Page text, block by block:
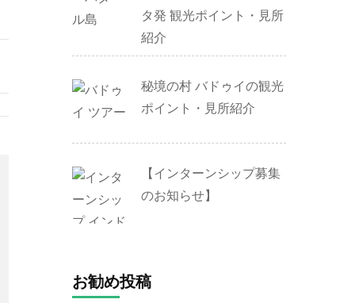
タ発 観光ポイント・見所
紹介
秘境の村 バドゥイの観光
ポイント・見所紹介
【インターンシップ募集
のお知らせ】
お勧め投稿